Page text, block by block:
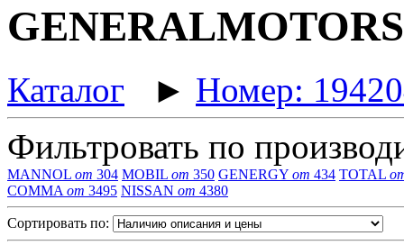
Каталог ► Номер:
Фильтровать по
MANNOL от 304 MOBIL от 350 GENERGY от 434 TOTAL
COMMAот 3495 NISSAN от 4380
Сортировать по: